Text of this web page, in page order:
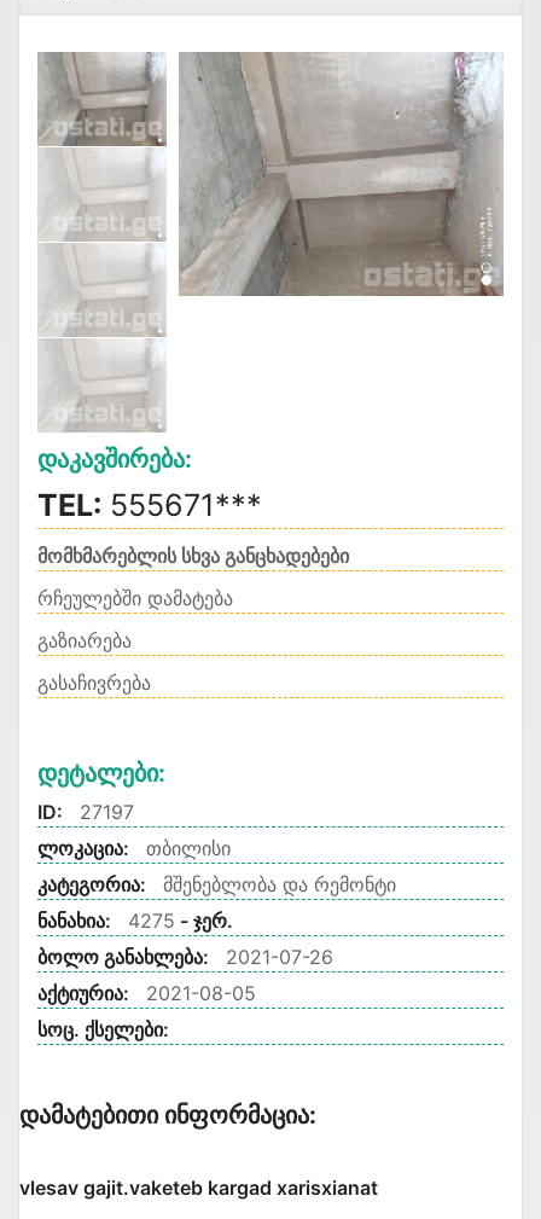
Დაკავშირება:
TEL: 555671***
მომხმარებლის სხვა განცხადებები
რჩეულებში დამატება
გაზიარება
გასაჩივრება
Დეტალები:
ID:
27197
ლოკაცია:
თბილისი
კატეგორია:
მშენებლობა და რემონტი
ნანახია:
4275 - ჯერ.
ბოლო განახლება:
2021-07-26
აქტიურია:
2021-08-05
სოც. ქსელები:
Დამატებითი Ინფორმაცია:
vlesav gajit.vaketeb kargad xarisxianat